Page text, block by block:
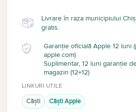
Livrare în raza municipiului
gratis.
Garanție oficială Apple 12 luni
apple.com)
Suplimentar, 12 luni garanție
magazin (12+12)
LINKURI UTILE
Căşti Căşti Apple